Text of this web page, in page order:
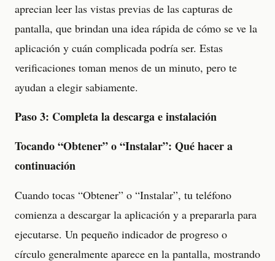
aprecian leer las vistas previas de las capturas de
pantalla, que brindan una idea rápida de cómo se ve la
aplicación y cuán complicada podría ser. Estas
verificaciones toman menos de un minuto, pero te
ayudan a elegir sabiamente.
Paso 3: Completa la descarga e instalación
Tocando “Obtener” o “Instalar”: Qué hacer a
continuación
Cuando tocas “Obtener” o “Instalar”, tu teléfono
comienza a descargar la aplicación y a prepararla para
ejecutarse. Un pequeño indicador de progreso o
círculo generalmente aparece en la pantalla, mostrando